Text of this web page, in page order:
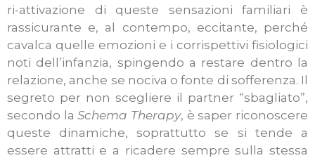
ri-attivazione di queste sensazioni familiari è
rassicurante e, al contempo, eccitante, perché
cavalca quelle emozioni e i corrispettivi fisiologici
noti dell’infanzia, spingendo a restare dentro la
relazione, anche se nociva o fonte di sofferenza. Il
segreto per non scegliere il partner “sbagliato”,
secondo laSchema Therapy, è saper riconoscere
queste dinamiche, soprattutto se si tende a
essere attratti e a ricadere sempre sulla stessa